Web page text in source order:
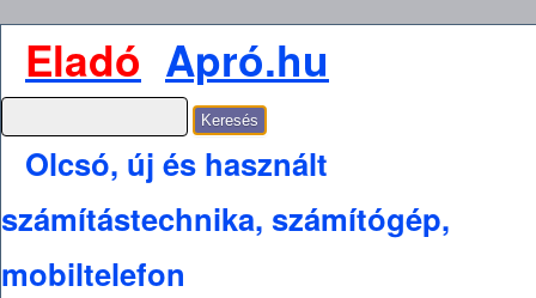
Eladó Apró.hu
Olcsó, új és használt
számítástechnika, számítógép,
mobiltelefon